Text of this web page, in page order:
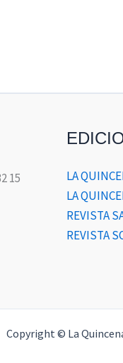
15
LA
LA
REVISTA
REVISTA
Copyright © La